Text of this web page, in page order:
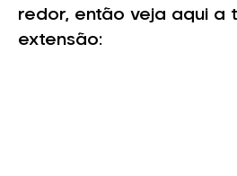
redor, então veja aqui a
extensão: